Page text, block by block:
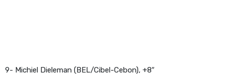
9- Michiel Dieleman (BEL/Cibel-Cebon), +8″